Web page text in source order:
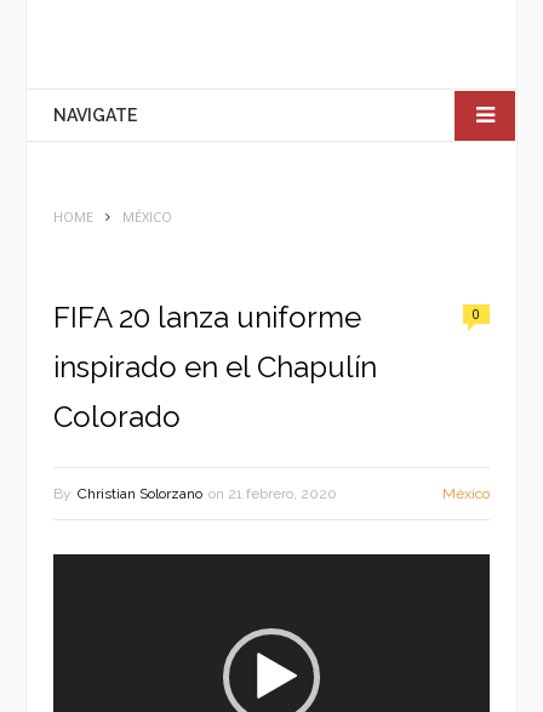
NAVIGATE
HOME MÉXICO
FIFA 20 lanza uniforme
inspirado en el Chapulín
Colorado
0
By Christian Solorzano on 21 febrero, 2020 México